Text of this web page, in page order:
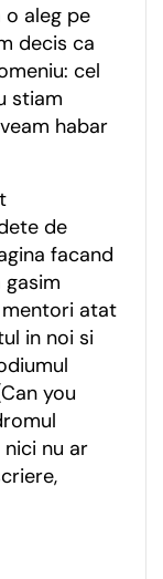
aleg pe
decis ca
cel
stiam
habar
de
facand
mentori atat
in noi si
you
nu ar